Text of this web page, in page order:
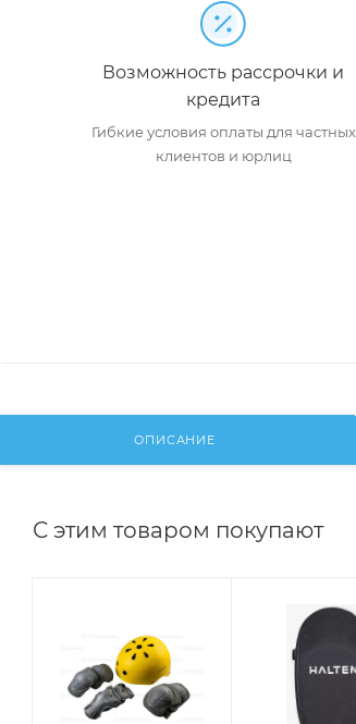
Возможность рассрочки и
кредита
Гибкие условия оплаты для частных
клиентов и юрлиц
ОПИСАНИЕ
С этим товаром покупают